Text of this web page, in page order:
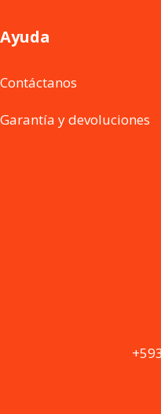
Ayuda
Contáctanos
Garantía y devoluciones